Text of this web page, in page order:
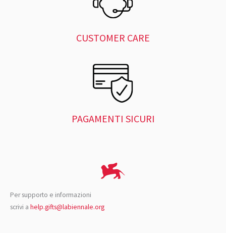
CUSTOMER CARE
PAGAMENTI SICURI
Per supporto e informazioni
scrivi a help.gifts@labiennale.org